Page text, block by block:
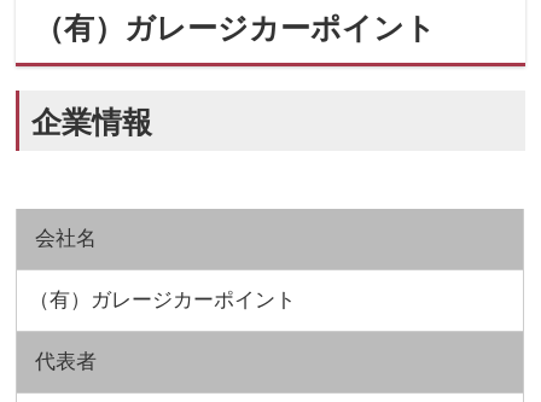
（有）ガレージカーポイント
企業情報
会社名
（有）ガレージカーポイント
代表者